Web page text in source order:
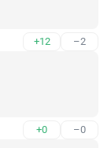
+12 –2
+0 –0